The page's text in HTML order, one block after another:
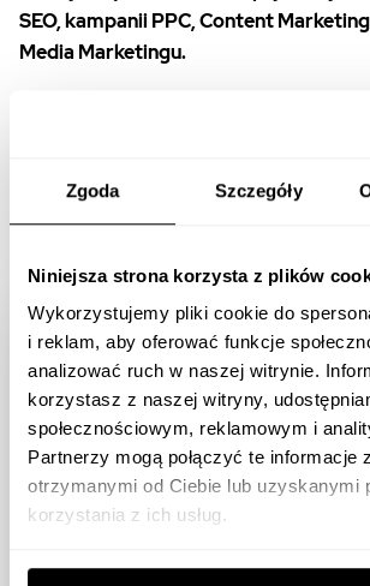
Zgoda Szczegóły
Niniejsza strona korzysta z plików
Wykorzystujemy pliki cookie do
i reklam, aby oferować funkcje
analizować ruch w naszej witrynie.
korzystasz z naszej witryny,
społecznościowym, reklamowym i
Partnerzy mogą połączyć te informacje
otrzymanymi od Ciebie lub uzyskanymi
korzystania z ich usług.
SEO, kampanii PPC, Content
Media Marketingu.
WHITES
21.08.2019
Dołącz do Digital
Network! Zapisz
powiadomienia o
Whites